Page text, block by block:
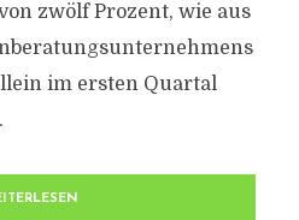
zwölf Prozent, wie aus
im ersten Quartal